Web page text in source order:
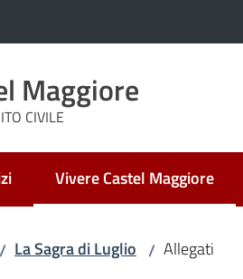
Maggiore
CIVILE
Vivere Castel Maggiore
Menu selezionato
/ La Sagra di Luglio / Allegati